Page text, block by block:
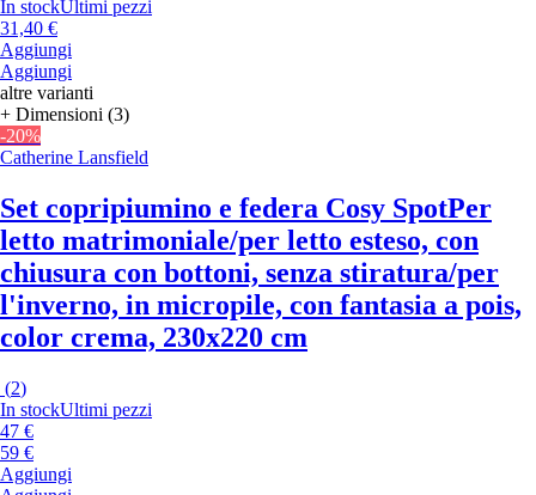
In stockUltimi pezzi
31,40 €
Aggiungi
Aggiungi
altre varianti
+ Dimensioni (3)
-20%
Catherine Lansfield
Set copripiumino e federa Cosy SpotPer
letto matrimoniale/per letto esteso, con
chiusura con bottoni, senza stiratura/per
l'inverno, in micropile, con fantasia a pois,
color crema, 230x220 cm
(2)
In stockUltimi pezzi
47 €
59 €
Aggiungi